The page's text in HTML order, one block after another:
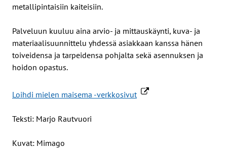
metallipintaisiin kaiteisiin.
Palveluun kuuluu aina arvio- ja mittauskäynti, kuva- ja
materiaalisuunnittelu yhdessä asiakkaan kanssa hänen
toiveidensa ja tarpeidensa pohjalta sekä asennuksen ja
hoidon opastus.
Loihdi mielen maisema -verkkosivut
Teksti: Marjo Rautvuori
Kuvat: Mimago